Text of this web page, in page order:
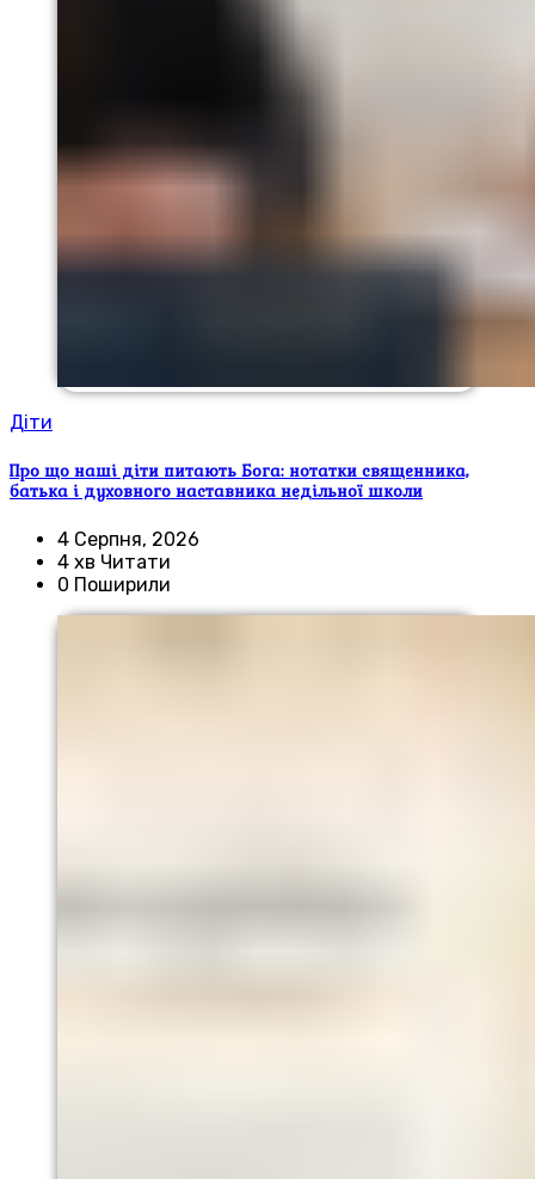
Діти
Про що наші діти питають Бога: нотатки священника,
батька і духовного наставника недільної школи
4 Серпня, 2026
4 хв Читати
0 Поширили